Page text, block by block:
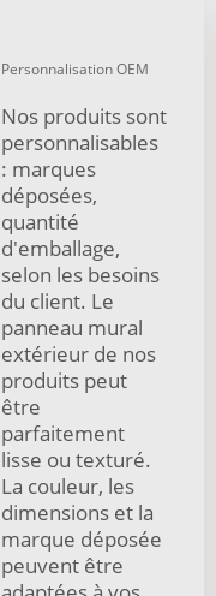
Personnalisation OEM
Nos produits sont
personnalisables
: marques
déposées,
quantité
d'emballage,
selon les besoins
du client. Le
panneau mural
extérieur de nos
produits peut
être
parfaitement
lisse ou texturé.
La couleur, les
dimensions et la
marque déposée
peuvent être